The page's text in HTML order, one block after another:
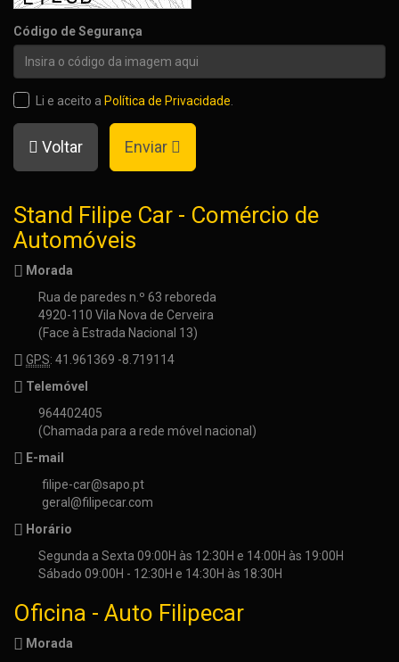
Código de Segurança
Li e aceito a Política de Privacidade
Voltar Enviar
Stand Filipe Car - Comércio de
Automóveis
Morada
Rua de paredes n.º 63 reboreda
4920-110 Vila Nova de Cerveira
(Face à Estrada Nacional 13)
GPS: 41.961369 -8.719114
Telemóvel
964402405
(Chamada para a rede móvel nacional)
E-mail
filipe-car@sapo.pt
geral@filipecar.com
Horário
Segunda a Sexta 09:00H às 12:30H e 14:00H às 19:00H
Sábado 09:00H - 12:30H e 14:30H às 18:30H
Oficina - Auto Filipecar
Morada